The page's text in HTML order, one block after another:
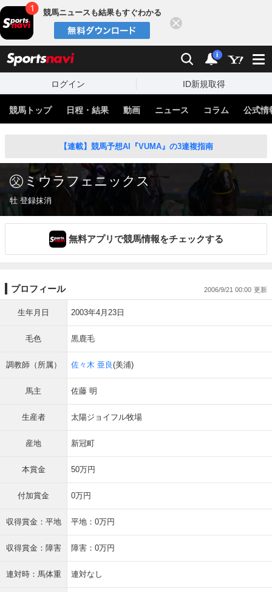
競馬ニュースも結果もすぐわかる
検索 通知
i
ログイン ID新規取得
競馬トップ 日程・結果 動画 ニュース コラム 公式情
【連載】競馬予想AI『VUMA』の3連複指南
ミウラフェニックス
牡 登録抹消
無料アプリで競馬情報をチェックする
プロフィール 2006/9/21 00:00
生年月日 2003年4月23日
毛色 黒鹿毛
調教師（所属） 佐々木 亜良(美浦)
馬主 佐藤 明
生産者 太陽ジョイフル牧場
産地 新冠町
本賞金 50万円
付加賞金 0万円
収得賞金：平地 平地：0万円
収得賞金：障害 障害：0万円
連対時：馬体重 連対なし